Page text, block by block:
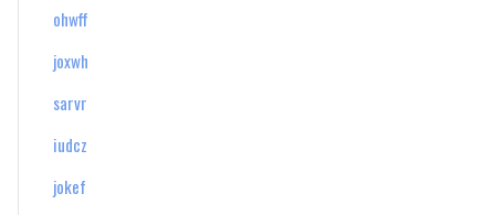
ohwff
joxwh
sarvr
iudcz
jokef